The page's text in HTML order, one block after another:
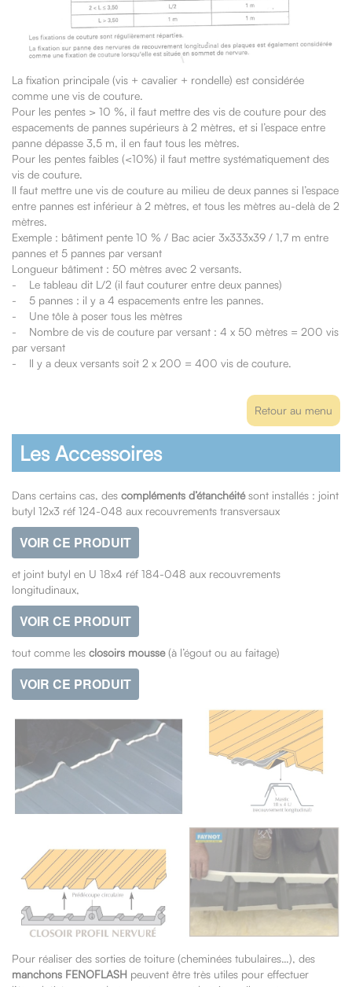
La fixation principale (vis + cavalier + rondelle) est considérée
comme une vis de couture.
Pour les pentes > 10 %, il faut mettre des vis de couture pour des
espacements de pannes supérieurs à 2 mètres, et si l’espace entre
panne dépasse 3,5 m, il en faut tous les mètres.
Pour les pentes faibles (<10%) il faut mettre systématiquement des
vis de couture.
Il faut mettre une vis de couture au milieu de deux pannes si l’espace
entre pannes est inférieur à 2 mètres, et tous les mètres au-delà de 2
mètres.
Exemple : bâtiment pente 10 % / Bac acier 3x333x39 / 1,7 m entre
pannes et 5 pannes par versant
Longueur bâtiment : 50 mètres avec 2 versants.
- Le tableau dit L/2 (il faut couturer entre deux pannes)
- 5 pannes : il y a 4 espacements entre les pannes.
- Une tôle à poser tous les mètres
- Nombre de vis de couture par versant : 4 x 50 mètres = 200 vis
par versant
- Il y a deux versants soit 2 x 200 = 400 vis de couture.
Retour au menu
Les Accessoires
Dans certains cas, des compléments d’étanchéitésont installés : joint
butyl 12x3 réf 124-048 aux recouvrements transversaux
VOIR CE PRODUIT
et joint butyl en U 18x4 réf 184-048 aux recouvrements
longitudinaux,
VOIR CE PRODUIT
tout comme les closoirs mousse(à l’égout ou au faitage)
VOIR CE PRODUIT
Pour réaliser des sorties de toiture (cheminées tubulaires…), des
manchons FENOFLASH peuvent être très utiles pour effectuer